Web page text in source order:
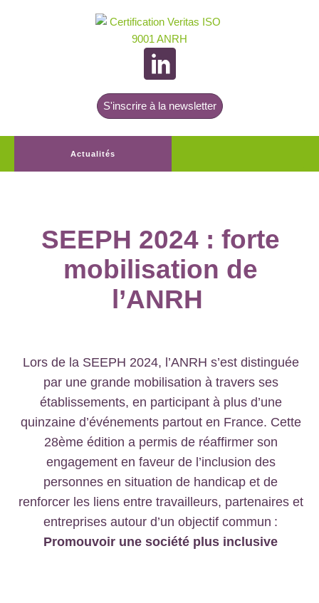
S'inscrire à la newsletter
Actualités
SEEPH 2024 : forte
mobilisation de
l’ANRH
Lors de la SEEPH 2024, l’ANRH s’est distinguée
par une grande mobilisation à travers ses
établissements, en participant à plus d’une
quinzaine d’événements partout en France. Cette
28ème édition a permis de réaffirmer son
engagement en faveur de l’inclusion des
personnes en situation de handicap et de
renforcer les liens entre travailleurs, partenaires et
entreprises autour d’un objectif commun :
Promouvoir une société plus inclusive